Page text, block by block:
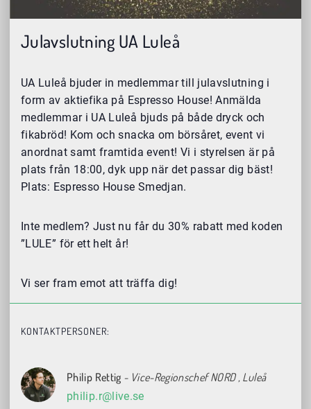
Julavslutning UA Luleå
UA Luleå bjuder in medlemmar till julavslutning i
form av aktiefika på Espresso House! Anmälda
medlemmar i UA Luleå bjuds på både dryck och
fikabröd! Kom och snacka om börsåret, event vi
anordnat samt framtida event! Vi i styrelsen är på
plats från 18:00, dyk upp när det passar dig bäst!
Plats: Espresso House Smedjan.
Inte medlem? Just nu får du 30% rabatt med koden
”LULE” för ett helt år!
Vi ser fram emot att träffa dig!
KONTAKTPERSONER:
Philip Rettig - Vice-Regionschef NORD , Luleå
philip.r@live.se